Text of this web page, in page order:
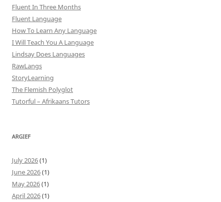
Fluent In Three Months
Fluent Language
How To Learn Any Language
I Will Teach You A Language
Lindsay Does Languages
RawLangs
StoryLearning
The Flemish Polyglot
Tutorful – Afrikaans Tutors
ARGIEF
July 2026(1)
June 2026(1)
May 2026(1)
April 2026(1)